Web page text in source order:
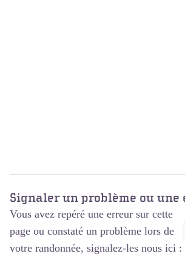
Signaler un problème ou une
Vous avez repéré une erreur sur cette
page ou constaté un problème lors de
votre randonnée, signalez-les nous ici :